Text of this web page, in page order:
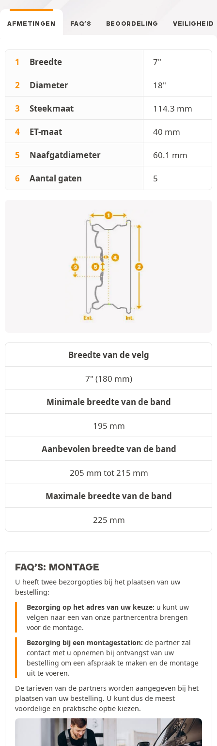
AFMETINGEN FAQ’S BEOORDELING VEILIGHEID
1 Breedte 7"
2 Diameter 18"
3 Steekmaat 114.3 mm
4 ET-maat 40 mm
5 Naafgatdiameter 60.1 mm
6 Aantal gaten 5
Breedte van de velg
7" (180 mm)
Minimale breedte van de band
195 mm
Aanbevolen breedte van de band
205 mm tot 215 mm
Maximale breedte van de band
225 mm
FAQ’S: MONTAGE
U heeft twee bezorgopties bij het plaatsen van uw
bestelling:
Bezorging op het adres van uw keuze: u kunt uw
velgen naar een van onze partnercentra brengen
voor de montage.
Bezorging bij een montagestation: de partner zal
contact met u opnemen bij ontvangst van uw
bestelling om een afspraak te maken en de montage
uit te voeren.
De tarieven van de partners worden aangegeven bij het
plaatsen van uw bestelling. U kunt dus de meest
voordelige en praktische optie kiezen.